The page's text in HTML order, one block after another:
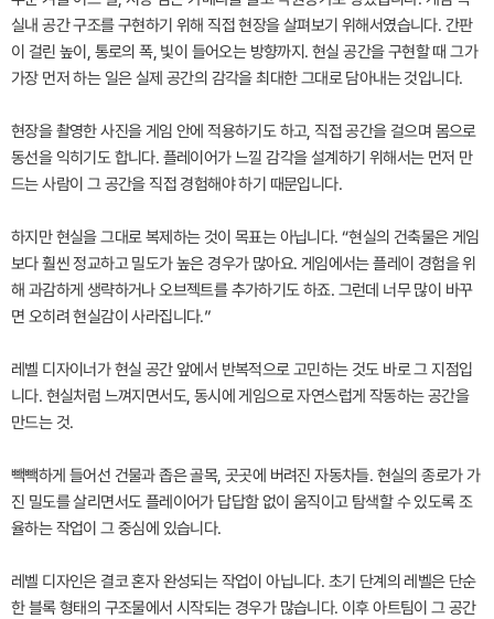
실내 공간 구조를 구현하기 위해 직접 현장을 살펴보기 위해서였습니다. 간판
이 걸린 높이, 통로의 폭, 빛이 들어오는 방향까지. 현실 공간을 구현할 때 그가
가장 먼저 하는 일은 실제 공간의 감각을 최대한 그대로 담아내는 것입니다.
현장을 촬영한 사진을 게임 안에 적용하기도 하고, 직접 공간을 걸으며 몸으로
동선을 익히기도 합니다. 플레이어가 느낄 감각을 설계하기 위해서는 먼저 만
드는 사람이 그 공간을 직접 경험해야 하기 때문입니다.
하지만 현실을 그대로 복제하는 것이 목표는 아닙니다. “현실의 건축물은 게임
보다 훨씬 정교하고 밀도가 높은 경우가 많아요. 게임에서는 플레이 경험을 위
해 과감하게 생략하거나 오브젝트를 추가하기도 하죠. 그런데 너무 많이 바꾸
면 오히려 현실감이 사라집니다.”
레벨 디자이너가 현실 공간 앞에서 반복적으로 고민하는 것도 바로 그 지점입
니다. 현실처럼 느껴지면서도, 동시에 게임으로 자연스럽게 작동하는 공간을
만드는 것.
빽빽하게 들어선 건물과 좁은 골목, 곳곳에 버려진 자동차들. 현실의 종로가 가
진 밀도를 살리면서도 플레이어가 답답함 없이 움직이고 탐색할 수 있도록 조
율하는 작업이 그 중심에 있습니다.
레벨 디자인은 결코 혼자 완성되는 작업이 아닙니다. 초기 단계의 레벨은 단순
한 블록 형태의 구조물에서 시작되는 경우가 많습니다. 이후 아트팀이 그 공간